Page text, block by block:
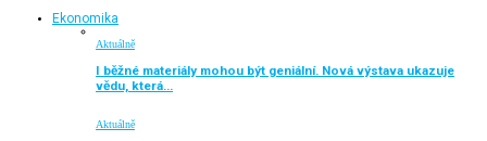
Ekonomika
Aktuálně
I běžné materiály mohou být geniální. Nová výstava ukazuje
vědu, která…
Aktuálně